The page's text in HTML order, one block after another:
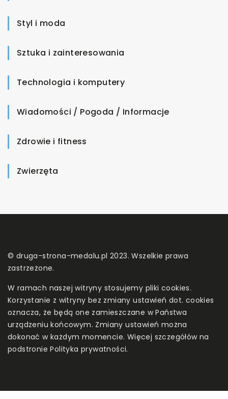
Styl i moda
Sztuka i zainteresowania
Technologia i komputery
Wiadomości / Pogoda / Informacje
Zdrowie i fitness
Zwierzęta
© druga-strona-medalu.pl 2023. Wszelkie prawa
zastrzeżone.
W ramach naszej witryny stosujemy pliki cookies.
Korzystanie z witryny bez zmiany ustawień dot. cookies
oznacza, że będą one zamieszczane w Państwa
urządzeniu końcowym. Zmiany ustawień można
dokonać w każdym momencie. Więcej szczegółów na
podstroniePolityka prywatności.